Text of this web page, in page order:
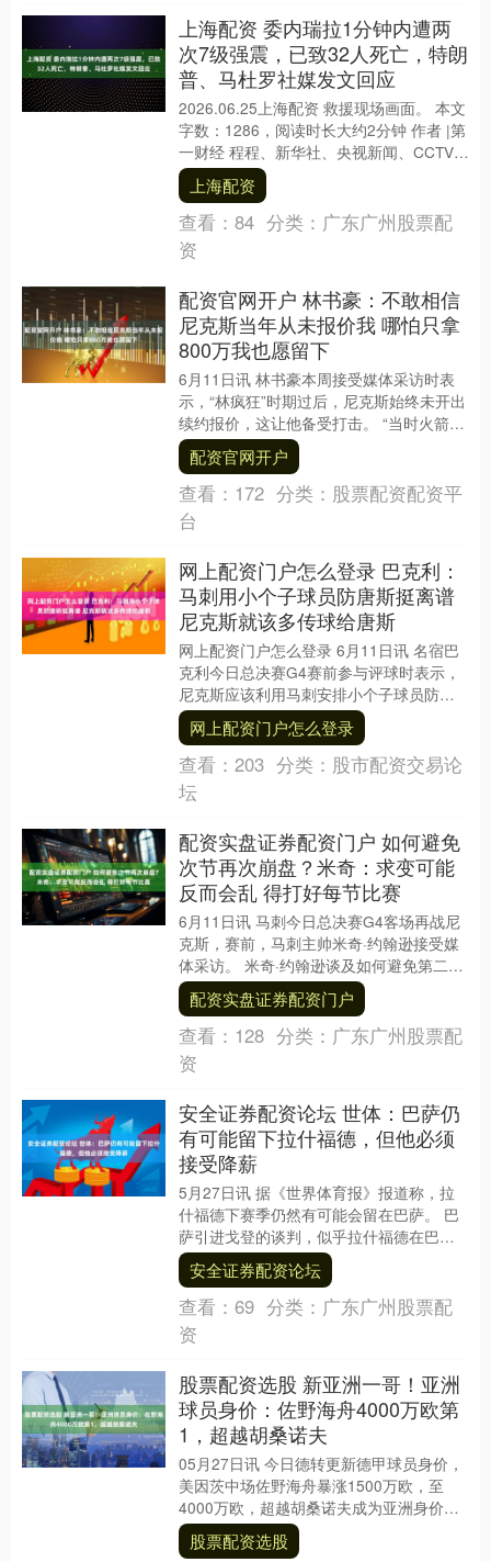
上海配资 委内瑞拉1分钟内遭两
次7级强震，已致32人死亡，特朗
普、马杜罗社媒发文回应
2026.06.25上海配资 救援现场画面。 本文
字数：1286，阅读时长大约2分钟 作者 |第
一财经 程程、新华社、央视新闻、CCTV国
际时讯 “毫无征兆。”....
上海配资
查看： 84 分类： 广东广州股票配
资
配资官网开户 林书豪：不敢相信
尼克斯当年从未报价我 哪怕只拿
800万我也愿留下
6月11日讯 林书豪本周接受媒体采访时表
示，“林疯狂”时期过后，尼克斯始终未开出
续约报价，这让他备受打击。 “当时火箭给
我开出了2900万美元的合同，而我哪怕
只....
配资官网开户
查看： 172 分类： 股票配资配资平
台
网上配资门户怎么登录 巴克利：
马刺用小个子球员防唐斯挺离谱
尼克斯就该多传球给唐斯
网上配资门户怎么登录 6月11日讯 名宿巴
克利今日总决赛G4赛前参与评球时表示，
尼克斯应该利用马刺安排小个子球员防守
唐斯时，多给唐斯喂球。 “现在这帮球员打
法实....
网上配资门户怎么登录
查看： 203 分类： 股市配资交易论
坛
配资实盘证券配资门户 如何避免
次节再次崩盘？米奇：求变可能
反而会乱 得打好每节比赛
6月11日讯 马刺今日总决赛G4客场再战尼
克斯，赛前，马刺主帅米奇·约翰逊接受媒
体采访。 米奇·约翰逊谈及如何避免第二节
再度崩盘时说道：“确实，这是个老生常谈
的....
配资实盘证券配资门户
查看： 128 分类： 广东广州股票配
资
安全证券配资论坛 世体：巴萨仍
有可能留下拉什福德，但他必须
接受降薪
5月27日讯 据《世界体育报》报道称，拉
什福德下赛季仍然有可能会留在巴萨。 巴
萨引进戈登的谈判，似乎拉什福德在巴萨
的留队前景蒙上了阴影——而在此之前，
外界普遍认....
安全证券配资论坛
查看： 69 分类： 广东广州股票配
资
股票配资选股 新亚洲一哥！亚洲
球员身价：佐野海舟4000万欧第
1，超越胡桑诺夫
05月27日讯 今日德转更新德甲球员身价，
美因茨中场佐野海舟暴涨1500万欧，至
4000万欧，超越胡桑诺夫成为亚洲身价最
高球员。 亚洲球员身价榜↓ 1.佐野海舟....
股票配资选股